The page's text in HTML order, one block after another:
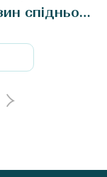
спідньої
кошти
не